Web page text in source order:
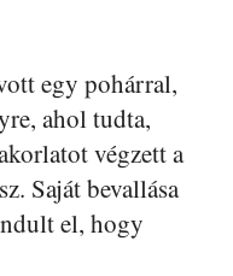
egy pohárral,
ahol tudta,
végzett a
Saját bevallása
el, hogy